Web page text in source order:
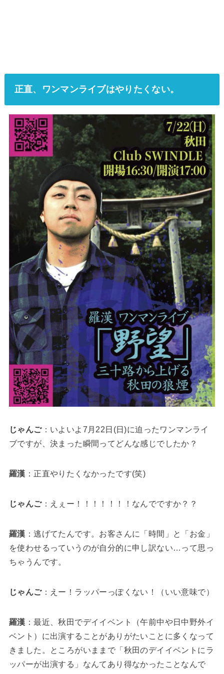
正直、ワンマンライブはやりたくない。
じゃんご：いよいよ7月22日(日)に迫ったワンマンライ
ブですが、決まった瞬間ってどんな感じでしたか？
羅漢 ：正直やりたくなかったです(笑)
じゃんご：えぇー！！！！！！！なんでですか？？
羅漢 ：逃げてたんです。お客さんに「時間」と「お金」
を使わせるっていうのが自分的に申し訳ない…って思っ
ちゃうんです。
じゃんご：えー！ラッパーっぽくない！（いい意味で）
羅漢 ：最近、秋田でデイイベント（午前中や日中野外イ
ベント）に出演することがありがたいことに多くなって
きました。ところがいままで「秋田のデイイベントにラ
ッパーが出演する」なんてあり得なかったことなんで